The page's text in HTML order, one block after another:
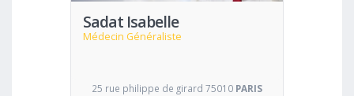
Sadat Isabelle
Médecin Généraliste
25 rue philippe de girard 75010 PARIS